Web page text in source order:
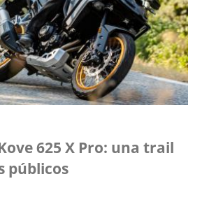
625 X Pro: una trail
públicos